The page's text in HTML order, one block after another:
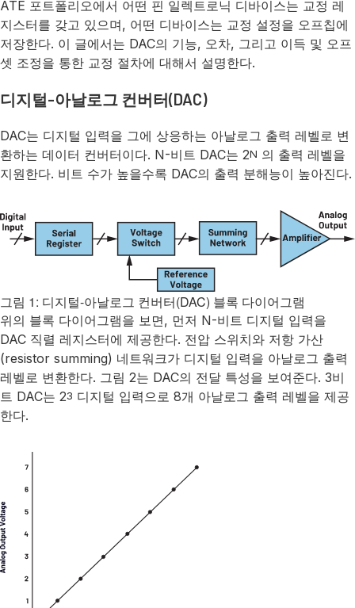
ATE 포트폴리오에서 어떤 핀 일렉트로닉 디바이스는 교정 레
지스터를 갖고 있으며, 어떤 디바이스는 교정 설정을 오프칩에
저장한다. 이 글에서는 DAC의 기능, 오차, 그리고 이득 및 오프
셋 조정을 통한 교정 절차에 대해서 설명한다.
디지털-아날로그 컨버터(DAC)
DAC는 디지털 입력을 그에 상응하는 아날로그 출력 레벨로 변
환하는 데이터 컨버터이다. N-비트 DAC는 2N 의 출력 레벨을
지원한다. 비트 수가 높을수록 DAC의 출력 분해능이 높아진다.
그림 1: 디지털-아날로그 컨버터(DAC) 블록 다이어그램
위의 블록 다이어그램을 보면, 먼저 N-비트 디지털 입력을
DAC 직렬 레지스터에 제공한다. 전압 스위치와 저항 가산
(resistor summing) 네트워크가 디지털 입력을 아날로그 출력
레벨로 변환한다. 그림 2는 DAC의 전달 특성을 보여준다. 3비
트 DAC는 23 디지털 입력으로 8개 아날로그 출력 레벨을 제공
한다.